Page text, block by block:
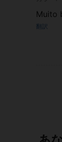
Muito
翻訳